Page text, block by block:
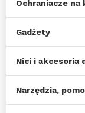
Ochraniacze na
Gadżety
Nici i akcesoria
Narzędzia,